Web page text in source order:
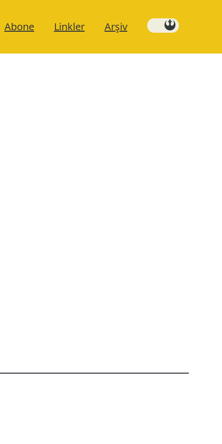
Abone Linkler Arşiv